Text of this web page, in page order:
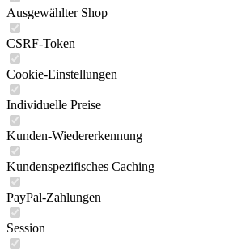
Ausgewählter Shop
CSRF-Token
Cookie-Einstellungen
Individuelle Preise
Kunden-Wiedererkennung
Kundenspezifisches Caching
PayPal-Zahlungen
Session